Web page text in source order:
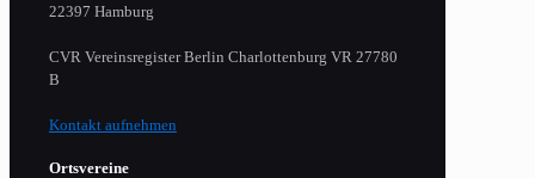
22397 Hamburg
CVR Vereinsregister Berlin Charlottenburg VR 27780
B
Kontakt aufnehmen
Ortsvereine